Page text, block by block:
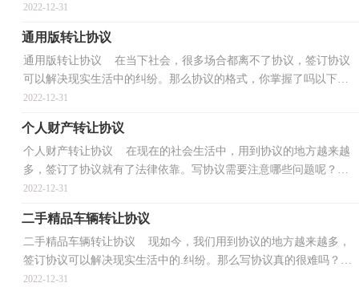
是怎么写的吧，下面是小编整理的最新公司债务债权转...
2022-12-31
通用版转让协议
通用版转让协议 在当下社会，很多场合都离不了协议，签订协议
可以解决现实生活中的纠纷。那么协议的格式，你掌握了吗以下是
小编为大家收集的通用版转让协议，仅供参考，大家一起来...
2022-12-31
个人财产转让协议
个人财产转让协议 在现在的社会生活中，用到协议的地方越来越
多，签订了协议就有了法律依靠。写协议需要注意哪些问题呢？以
下是小编精心整理的个人财产转让协议，供大家参考借鉴...
2022-12-31
二手精品车辆转让协议
二手精品车辆转让协议 现如今，我们用到协议的地方越来越多，
签订协议可以解决现实生活中的.纠纷。那么写协议真的很难吗？以
下是小编收集整理的二手精品车辆转让协议，欢迎大家...
2022-12-31